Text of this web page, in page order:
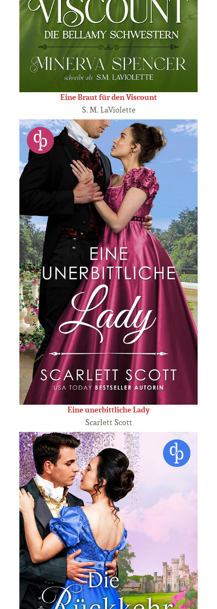
Eine Braut für den Viscount
S. M. LaViolette
Eine unerbittliche Lady
Scarlett Scott